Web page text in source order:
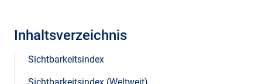
Inhaltsverzeichnis
Sichtbarkeitsindex